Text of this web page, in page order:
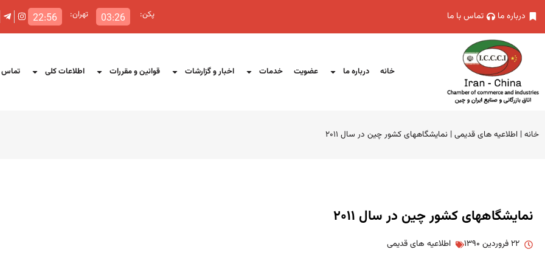
درباره ما تماس با ما پکن: 03:26 تهران: 22:56
خانه درباره ما عضویت خدمات اخبار و گزارشات قوانین و مقررات اطلاعات کلی تماس
خانه| اطلاعیه های قدیمی| نمایشگاههای کشور چین در سال ۲۰۱۱
نمایشگاههای کشور چین در سال ۲۰۱۱
۲۲ فروردین ۱۳۹۰ اطلاعیه های قدیمی